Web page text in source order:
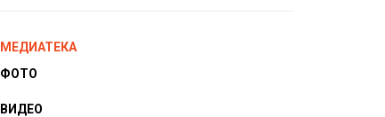
МЕДИАТЕКА
ФОТО
ВИДЕО